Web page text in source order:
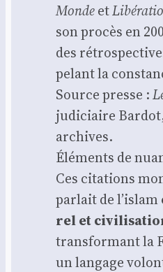
Mondeet
son pro­cès en
des
pe­lant la
Source presse :
judi­ciaire
archives.
Élé­ments de
Ces cita­tions
par­lait de l’islam
rel et
trans­for­mant la
un lan­gage